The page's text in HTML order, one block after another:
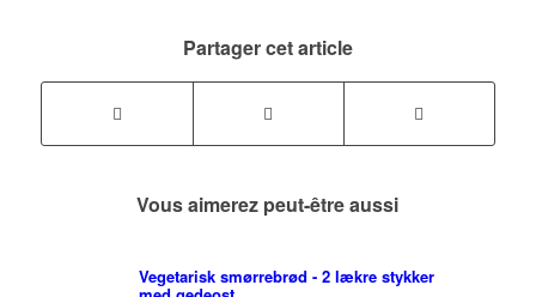
Partager cet article
Vous aimerez peut-être aussi
Vegetarisk smørrebrød - 2 lækre stykker